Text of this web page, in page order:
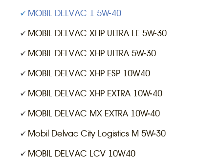
MOBIL DELVAC 1 5W-40
MOBIL DELVAC XHP ULTRA LE 5W-30
MOBIL DELVAC XHP ULTRA 5W-30
MOBIL DELVAC XHP ESP 10W40
MOBIL DELVAC XHP EXTRA 10W-40
MOBIL DELVAC MX EXTRA 10W-40
Mobil Delvac City Logistics M 5W-30
MOBIL DELVAC LCV 10W40